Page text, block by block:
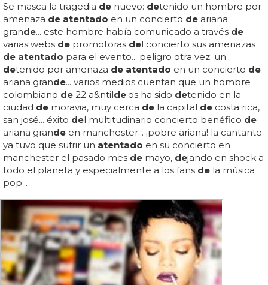
Se masca la tragedia de nuevo: detenido un hombre por
amenaza de atentado en un concierto de ariana
grande... este hombre había comunicado a través de
varias webs de promotoras del concierto sus amenazas
de atentado para el evento... peligro otra vez: un
detenido por amenaza de atentado en un concierto de
ariana grande... varios medios cuentan que un hombre
colombiano de 22 a&ntilde;os ha sido detenido en la
ciudad de moravia, muy cerca de la capital de costa rica,
san josé... éxito del multitudinario concierto benéfico de
ariana grande en manchester... ¡pobre ariana! la cantante
ya tuvo que sufrir un atentado en su concierto en
manchester el pasado mes de mayo, dejando en shock a
todo el planeta y especialmente a los fans de la música
pop...